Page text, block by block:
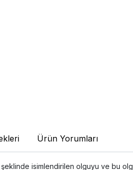
Ürün Yorumları
şeklinde isimlendirilen olguyu ve bu